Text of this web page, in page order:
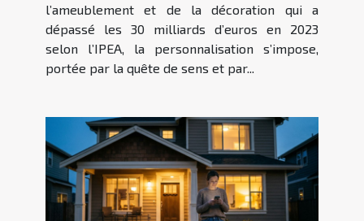
l’ameublement et de la décoration qui a
dépassé les 30 milliards d’euros en 2023
selon l’IPEA, la personnalisation s’impose,
portée par la quête de sens et par...